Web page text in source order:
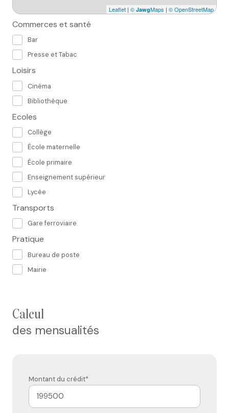
Leaflet | © JawgMaps | © OpenStreetMap
Commerces et santé
Bar
Presse et Tabac
Loisirs
Cinéma
Bibliothèque
Ecoles
Collège
École maternelle
École primaire
Enseignement supérieur
Lycée
Transports
Gare ferroviaire
Pratique
Bureau de poste
Mairie
calcul
des mensualités
Montant du crédit*